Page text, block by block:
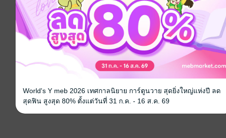
World's Y meb 2026 เทศกาลนิยาย การ์ตูนวาย สุดยิ่งใหญ่แห่งปี ลด
สุดฟิน สูงสุด 80% ตั้งแต่วันที่ 31 ก.ค. - 16 ส.ค. 69